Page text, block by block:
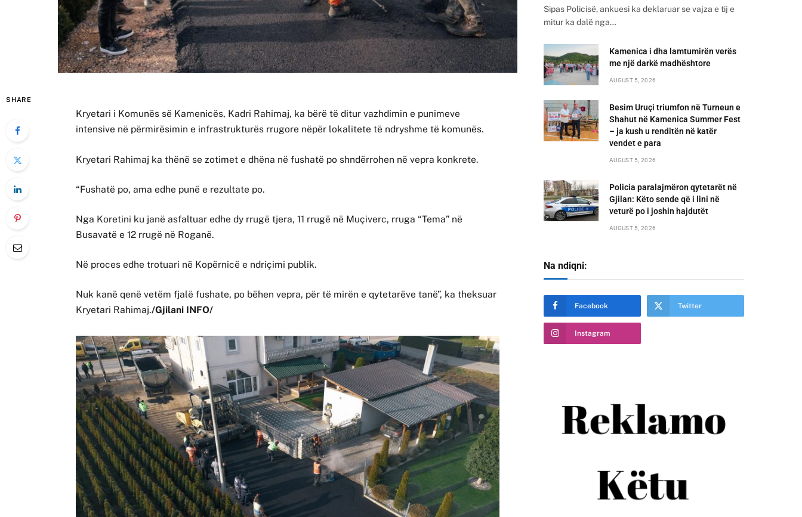
SHARE
Kryetari i Komunës së Kamenicës, Kadri Rahimaj, ka bërë të ditur vazhdimin e punimeve
intensive në përmirësimin e infrastrukturës rrugore nëpër lokalitete të ndryshme të komunës.
Kryetari Rahimaj ka thënë se zotimet e dhëna në fushatë po shndërrohen në vepra konkrete.
“Fushatë po, ama edhe punë e rezultate po.
Nga Koretini ku janë asfaltuar edhe dy rrugë tjera, 11 rrugë në Muçiverc, rruga “Tema” në
Busavatë e 12 rrugë në Roganë.
Në proces edhe trotuari në Kopërnicë e ndriçimi publik.
Nuk kanë qenë vetëm fjalë fushate, po bëhen vepra, për të mirën e qytetarëve tanë”, ka theksuar
Kryetari Rahimaj./Gjilani INFO/
Sipas Policisë, ankuesi ka deklaruar se vajza e tij e
mitur ka dalë nga…
Kamenica i dha lamtumirën verës
me një darkë madhështore
AUGUST 5, 2026
Besim Uruçi triumfon në Turneun e
Shahut në Kamenica Summer Fest
– ja kush u renditën në katër
vendet e para
AUGUST 5, 2026
Policia paralajmëron qytetarët në
Gjilan: Këto sende që i lini në
veturë po i joshin hajdutët
AUGUST 5, 2026
Na ndiqni:
Facebook Twitter
Instagram